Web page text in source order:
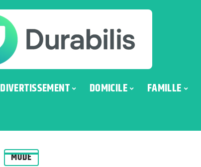
DIVERTISSEMENT DOMICILE FAMILLE
MODE